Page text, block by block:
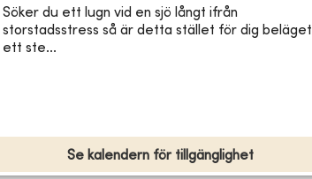
Söker du ett lugn vid en sjö långt ifrån
storstadsstress så är detta stället för dig beläget
ett ste...
Se kalendern för tillgänglighet